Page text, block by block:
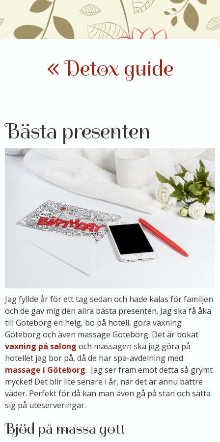
« Detox guide
Bästa presenten
Jag fyllde år för ett tag sedan och hade kalas för familjen
och de gav mig den allra bästa presenten. Jag ska få åka
till Göteborg en helg, bo på hotell, göra vaxning
Göteborg och även massage Göteborg. Det är bokat
vaxning på salong och massagen ska jag göra på
hotellet jag bor på, då de har spa-avdelning med
massage i Göteborg. Jag ser fram emot detta så grymt
mycket! Det blir lite senare i år, när det är ännu bättre
väder. Perfekt för då kan man även gå på stan och sätta
sig på uteserveringar.
Bjöd på massa gott